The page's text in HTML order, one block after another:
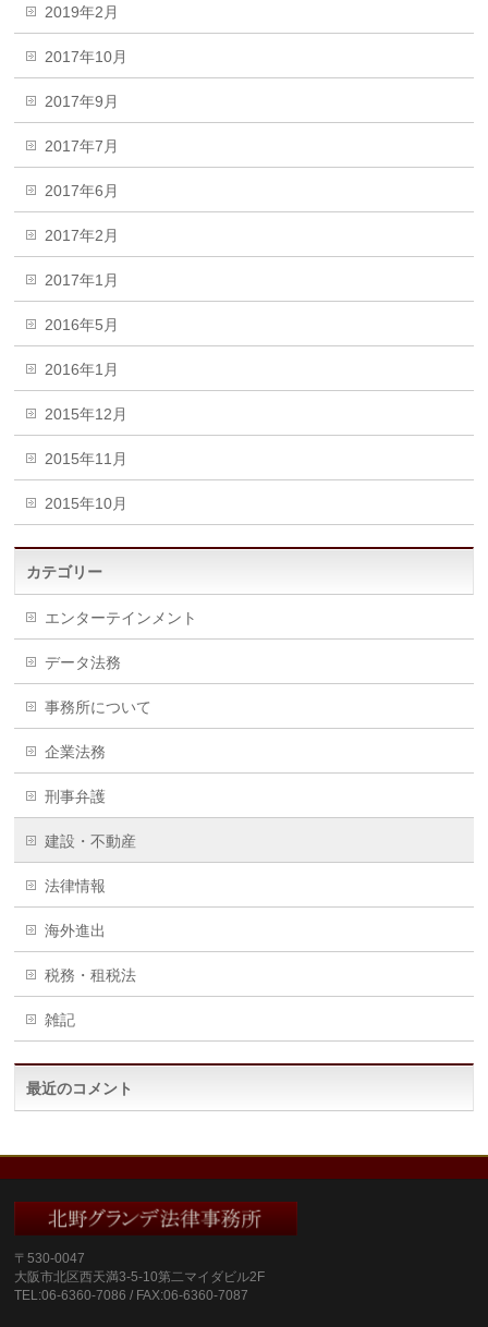
2019年2月
2017年10月
2017年9月
2017年7月
2017年6月
2017年2月
2017年1月
2016年5月
2016年1月
2015年12月
2015年11月
2015年10月
カテゴリー
エンターテインメント
データ法務
事務所について
企業法務
刑事弁護
建設・不動産
法律情報
海外進出
税務・租税法
雑記
最近のコメント
〒530‐0047
大阪市北区西天満3‐5‐10第二マイダビル2F
TEL:06-6360-7086 / FAX:06-6360-7087